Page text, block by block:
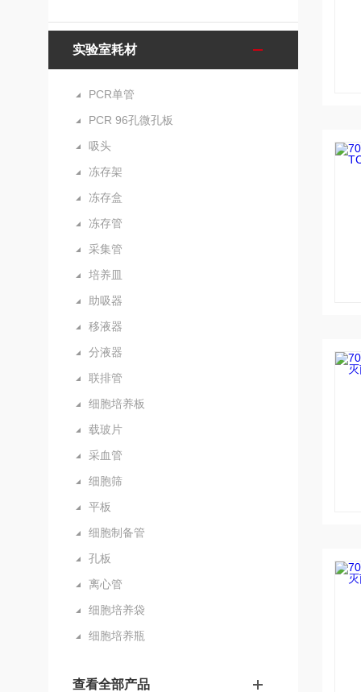
实验室耗材
PCR单管
PCR 96孔微孔板
吸头
冻存架
冻存盒
冻存管
采集管
培养皿
助吸器
移液器
分液器
联排管
细胞培养板
载玻片
采血管
细胞筛
平板
细胞制备管
孔板
离心管
细胞培养袋
细胞培养瓶
查看全部产品